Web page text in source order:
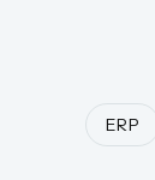
ERP